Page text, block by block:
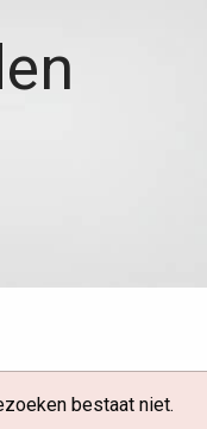
bestaat niet.